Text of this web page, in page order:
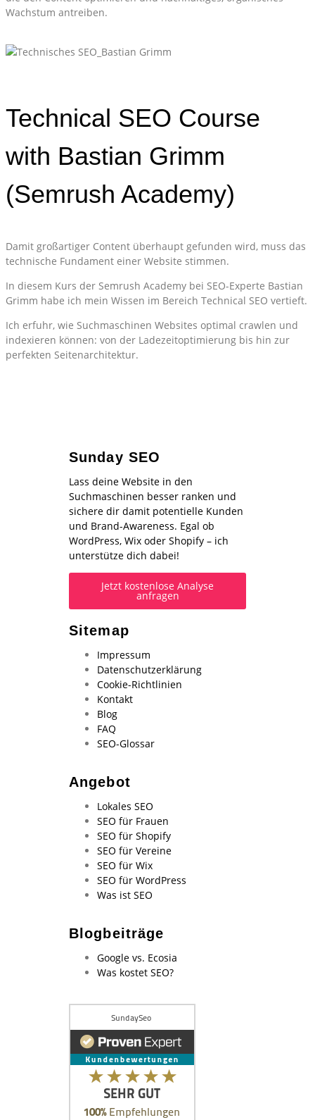
Wachstum antreiben.
Technical SEO Course
with Bastian Grimm
(Semrush Academy)
Damit großartiger Content überhaupt gefunden wird, muss das
technische Fundament einer Website stimmen.
In diesem Kurs der Semrush Academy bei SEO-Experte Bastian
Grimm habe ich mein Wissen im Bereich Technical SEO vertieft.
Ich erfuhr, wie Suchmaschinen Websites optimal crawlen und
indexieren können: von der Ladezeitoptimierung bis hin zur
perfekten Seitenarchitektur.
Sunday SEO
Lass deine Website in den
Suchmaschinen besser ranken und
sichere dir damit potentielle Kunden
und Brand-Awareness. Egal ob
WordPress, Wix oder Shopify – ich
unterstütze dich dabei!
Jetzt kostenlose Analyse
anfragen
Sitemap
Impressum
Datenschutzerklärung
Cookie-Richtlinien
Kontakt
Blog
FAQ
SEO-Glossar
Angebot
Lokales SEO
SEO für Frauen
SEO für Shopify
SEO für Vereine
SEO für Wix
SEO für WordPress
Was ist SEO
Blogbeiträge
Google vs. Ecosia
Was kostet SEO?